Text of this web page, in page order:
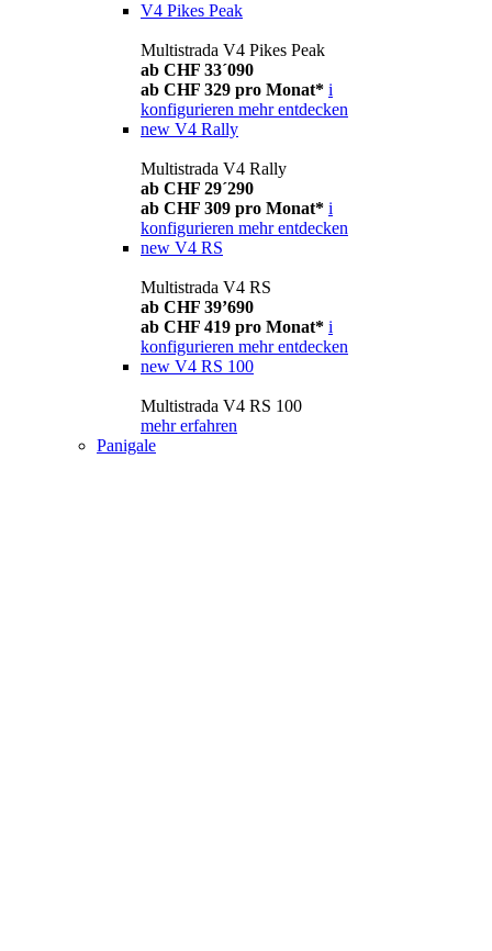
V4 Pikes Peak
Multistrada V4 Pikes Peak
ab CHF 33´090
ab CHF 329 pro Monat* i
konfigurieren mehr entdecken
new V4 Rally
Multistrada V4 Rally
ab CHF 29´290
ab CHF 309 pro Monat* i
konfigurieren mehr entdecken
new V4 RS
Multistrada V4 RS
ab CHF 39’690
ab CHF 419 pro Monat* i
konfigurieren mehr entdecken
new V4 RS 100
Multistrada V4 RS 100
mehr erfahren
Panigale